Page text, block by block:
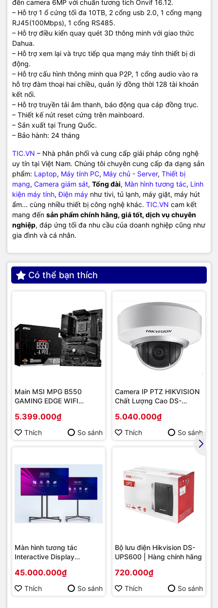
đến camera 6MP với chuẩn tương tích Onvif 16.12.
– Hỗ trợ 1 ổ cứng tối đa 10TB, 2 cổng usb 2.0, 1 cổng mạng
RJ45(100Mbps), 1 cổng RS485.
– Hỗ trợ điều kiển quay quét 3D thông minh với giao thức
Dahua.
– Hỗ trợ xem lại và trực tiếp qua mạng máy tính thiết bị di
động.
– Hỗ trợ cấu hình thông minh qua P2P, 1 cổng audio vào ra
hỗ trợ đàm thoại hai chiều, quản lý đồng thời 128 tài khoản
kết nối.
– Hỗ trợ truyền tải âm thanh, báo động qua cáp đồng trục.
– Thiết kế nút reset cứng trên mainboard.
– Sản xuất tại Trung Quốc.
– Bảo hành: 24 tháng
TIC.VN – Nhà phân phối và cung cấp giải pháp công nghệ
uy tín tại Việt Nam. Chúng tôi chuyên cung cấp đa dạng sản
phẩm: Laptop, Máy tính PC, Máy chủ - Server, Thiết bị
mạng, Camera giám sát, Tổng đài, Màn hình tương tác, Linh
kiện máy tính,Điện máy như tivi, tủ lạnh, máy giặt, máy hút
ẩm... cùng nhiều thiết bị công nghệ khác. TIC.VN cam kết
mang đến sản phẩm chính hãng, giá tốt, dịch vụ chuyên
nghiệp, đáp ứng tối đa nhu cầu của doanh nghiệp cũng như
gia đình và cá nhân.
Có thể bạn thích
Main MSI MPG B550
GAMING EDGE WIFI
Socket AM4/ VGA
onboard)
5.399.000₫
Thích So sánh
Camera IP PTZ HIKVISION
Chất Lượng Cao DS-
5.040.000₫
Thích So sánh
Màn hình tương tác
Interactive Display
86 | Cấu hình cao cấp |
Hàng chính hãng
45.000.000₫
Thích So sánh
Bộ lưu điện Hikvision DS-
UPS600 | Hàng chính hãng
720.000₫
Thích So sánh